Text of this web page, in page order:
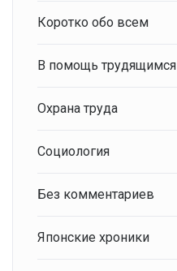
Коротко обо всем
В помощь трудящимся
Охрана труда
Социология
Без комментариев
Японские хроники